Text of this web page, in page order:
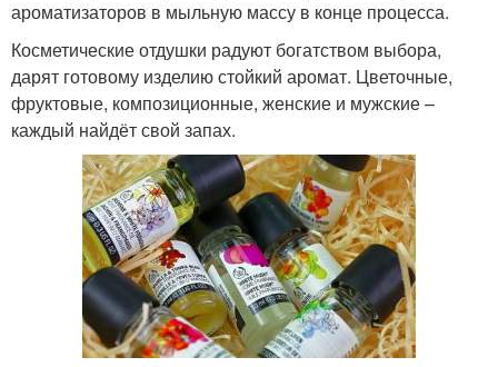
ароматизаторов в мыльную массу в конце процесса.
Косметические отдушки радуют богатством выбора,
дарят готовому изделию стойкий аромат. Цветочные,
фруктовые, композиционные, женские и мужские –
каждый найдёт свой запах.